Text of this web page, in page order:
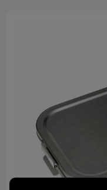
Technologie &
Themageschenken
Overig